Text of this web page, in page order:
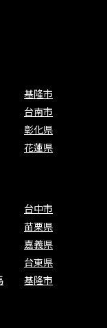
基隆市
台南市
彰化県
花蓮県
台中市
苗栗県
嘉義県
台東県
基隆市